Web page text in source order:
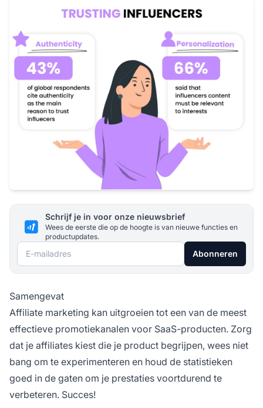
Schrijf je in voor onze nieuwsbrief
Wees de eerste die op de hoogte is van nieuwe functies en
productupdates.
E-mailadres Abonneren
Samengevat
Affiliate marketing kan uitgroeien tot een van de meest
effectieve promotiekanalen voor SaaS-producten. Zorg
dat je affiliates kiest die je product begrijpen, wees niet
bang om te experimenteren en houd de statistieken
goed in de gaten om je prestaties voortdurend te
verbeteren. Succes!